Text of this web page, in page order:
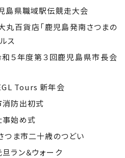
県職域駅伝競走大会
百貨店「鹿児島発南さつまの
ス
５年度第３回鹿児島県市長会
Tours 新年会
防出初式
始め式
ま市二十歳のつどい
ラン＆ウォーク